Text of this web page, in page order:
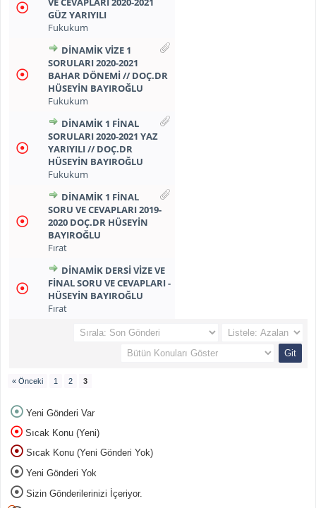
GÜZ YARIYILI
Fukukum
DİNAMİK VİZE 1
SORULARI 2020-2021
BAHAR DÖNEMİ // DOÇ.DR
HÜSEYİN BAYIROĞLU
Fukukum
DİNAMİK 1 FİNAL
SORULARI 2020-2021 YAZ
YARIYILI // DOÇ.DR
HÜSEYİN BAYIROĞLU
Fukukum
DINAMIK 1 FINAL
SORU VE CEVAPLARI 2019-
2020 DOÇ.DR HÜSEYIN
BAYIROĞLU
Fırat
DINAMIK DERSI VIZE VE
FINAL SORU VE CEVAPLARI -
HÜSEYIN BAYIROĞLU
Fırat
« Önceki 1 2 3
Yeni Gönderi Var
Sıcak Konu (Yeni)
Sıcak Konu (Yeni Gönderi Yok)
Yeni Gönderi Yok
Sizin Gönderilerinizi İçeriyor.